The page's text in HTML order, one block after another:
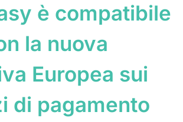
è compatibile
la nuova
Europea sui
di pagamento